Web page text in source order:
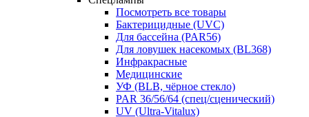
Посмотреть все товары
Бактерицидные (UVC)
Для бассейна (PAR56)
Для ловушек насекомых (BL368)
Инфракрасные
Медицинские
УФ (BLB, чёрное стекло)
PAR 36/56/64 (спец/сценический)
UV (Ultra‑Vitalux)